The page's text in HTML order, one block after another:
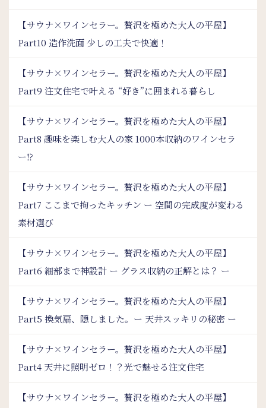
【サウナ×ワインセラー。贅沢を極めた大人の平屋】
Part10 造作洗面 少しの工夫で快適！
【サウナ×ワインセラー。贅沢を極めた大人の平屋】
Part9 注文住宅で叶える “好き”に囲まれる暮らし
【サウナ×ワインセラー。贅沢を極めた大人の平屋】
Part8 趣味を楽しむ大人の家 1000本収納のワインセラ
ー⁉
【サウナ×ワインセラー。贅沢を極めた大人の平屋】
Part7 ここまで拘ったキッチン ー 空間の完成度が変わる
素材選び
【サウナ×ワインセラー。贅沢を極めた大人の平屋】
Part6 細部まで神設計 ー グラス収納の正解とは？ ー
【サウナ×ワインセラー。贅沢を極めた大人の平屋】
Part5 換気扇、隠しました。ー 天井スッキリの秘密 ー
【サウナ×ワインセラー。贅沢を極めた大人の平屋】
Part4 天井に照明ゼロ！？光で魅せる注文住宅
【サウナ×ワインセラー。贅沢を極めた大人の平屋】